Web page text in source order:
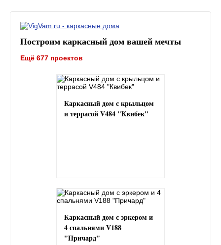
Построим каркасный дом вашей мечты
Ещё 677 проектов
Каркасный дом с крыльцом
и террасой V484 "Квибек"
Каркасный дом с эркером и
4 спальнями V188
"Причард"